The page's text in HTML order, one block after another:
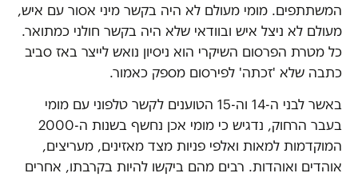
המשתתפים. מומי מעולם לא היה בקשר מיני אסור עם איש,
מעולם לא ניצל איש ובוודאי שלא היה בקשר חולני כמתואר.
כל מטרת הפרסום השיקרי הוא ניסיון נואש לייצר באז סביב
כתבה שלא 'זכתה' לפירסום מספק כאמור.
באשר לבני ה-14 וה-15 הטוענים לקשר טלפוני עם מומי
בעבר הרחוק, נדגיש כי מומי אכן נחשף בשנות ה-2000
המוקדמות למאות ואלפי פניות מצד מאזינים, מעריצים,
אוהדים ואוהדות. רבים מהם ביקשו להיות בקרבתו, אחרים